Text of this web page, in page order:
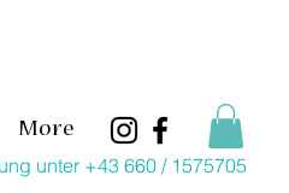
More
unter +43 660 / 1575705